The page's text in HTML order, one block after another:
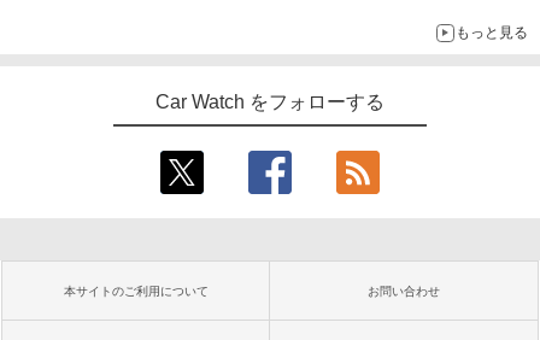
もっと見る
Car Watch をフォローする
本サイトのご利用について お問い合わせ